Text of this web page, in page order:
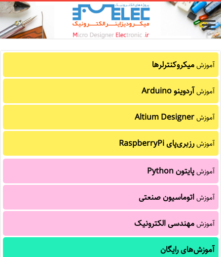
آموزشمیکروکنترلرها
آموزشآردوینو Arduino
آموزشAltium Designer
آموزشرزبری‌پای RaspberryPi
آموزشپایتون Python
آموزشاتوماسیون صنعتی
آموزشمهندسی الکترونیک
آموزش‌های رایگان